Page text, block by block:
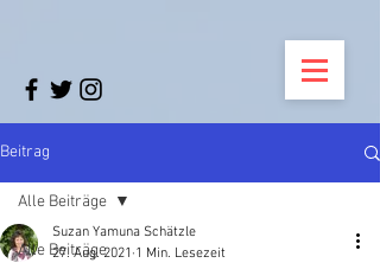
Beitrag
Alle Beiträge
Alle Beiträge
Suzan Yamuna Schätzle
27. Aug. 2021 1 Min. Lesezeit